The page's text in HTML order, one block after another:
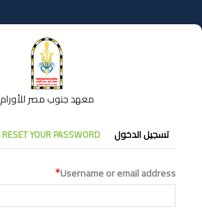
إلى
المحتوى
معهد جنوب مصر للأورام
التبويبات
الأساسية
تسجيل الدخول RESET YOUR PASSWORD
Username or email address